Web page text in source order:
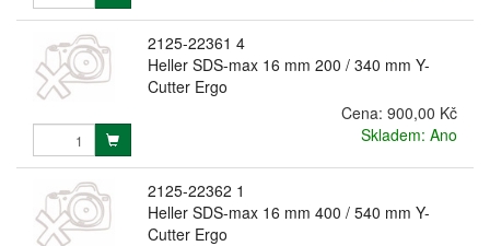
2125-22361 4
Heller SDS-max 16 mm 200 / 340 mm Y-
Cutter Ergo
Cena: 900,00 Kč
Skladem: Ano
2125-22362 1
Heller SDS-max 16 mm 400 / 540 mm Y-
Cutter Ergo